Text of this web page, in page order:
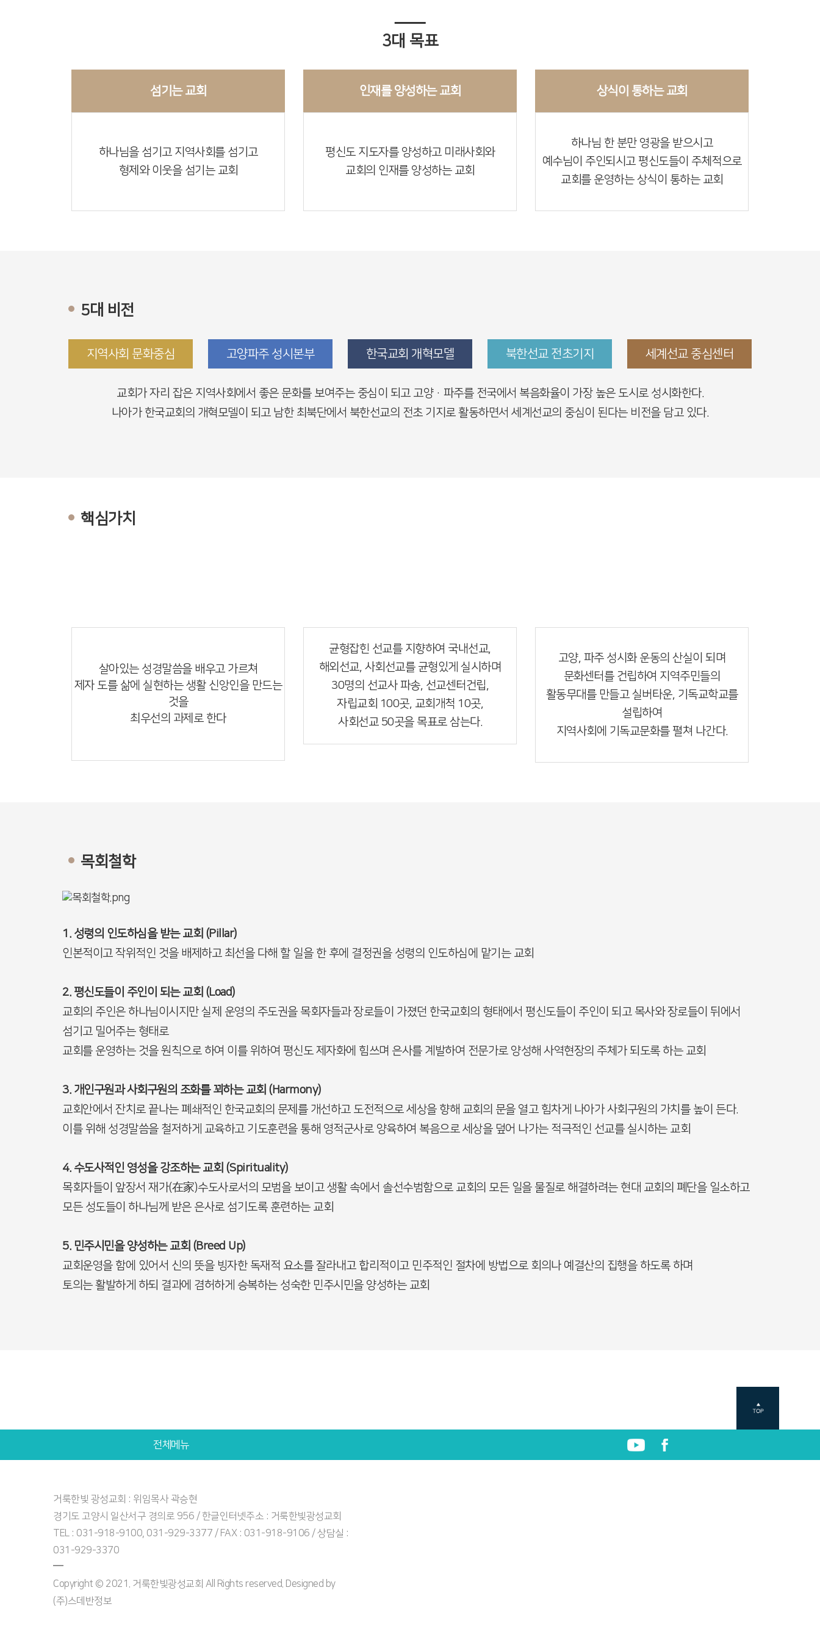
3대 목표
섬기는 교회
하나님을 섬기고 지역사회를 섬기고
형제와 이웃을 섬기는 교회
인재를 양성하는 교회
평신도 지도자를 양성하고 미래사회와
교회의 인재를 양성하는 교회
상식이 통하는 교회
하나님 한 분만 영광을 받으시고
예수님이 주인되시고 평신도들이 주체적으로
교회를 운영하는 상식이 통하는 교회
5대 비전
지역사회 문화중심 고양파주 성시본부 한국교회 개혁모델 북한선교 전초기지 세계선교 중심센터
교회가 자리 잡은 지역사회에서 좋은 문화를 보여주는 중심이 되고 고양·파주를 전국에서 복음화율이 가장 높은 도시로 성시화한다.
나아가 한국교회의 개혁모델이 되고 남한 최북단에서 북한선교의 전초 기지로 활동하면서 세계선교의 중심이 된다는 비전을 담고 있다.
핵심가치
살아있는 성경말씀을 배우고 가르쳐
제자 도를 삶에 실현하는 생활 신앙인을 만드는
것을
최우선의 과제로 한다
균형잡힌 선교를 지향하여 국내선교,
해외선교, 사회선교를 균형있게 실시하며
30명의 선교사 파송, 선교센터건립,
자립교회 100곳, 교회개척 10곳,
사회선교 50곳을 목표로 삼는다.
고양, 파주 성시화 운동의 산실이 되며
문화센터를 건립하여 지역주민들의
활동무대를 만들고 실버타운, 기독교학교를
설립하여
지역사회에 기독교문화를 펼쳐 나간다.
목회철학
1. 성령의 인도하심을 받는 교회 (Pillar)
인본적이고 작위적인 것을 배제하고 최선을 다해 할 일을 한 후에 결정권을 성령의 인도하심에 맡기는 교회
2. 평신도들이 주인이 되는 교회 (Load)
교회의 주인은 하나님이시지만 실제 운영의 주도권을 목회자들과 장로들이 가졌던 한국교회의 형태에서 평신도들이 주인이 되고 목사와 장로들이 뒤에서
섬기고 밀어주는 형태로
교회를 운영하는 것을 원칙으로 하여 이를 위하여 평신도 제자화에 힘쓰며 은사를 계발하여 전문가로 양성해 사역현장의 주체가 되도록 하는 교회
3. 개인구원과 사회구원의 조화를 꾀하는 교회 (Harmony)
교회안에서 잔치로 끝나는 폐쇄적인 한국교회의 문제를 개선하고 도전적으로 세상을 향해 교회의 문을 열고 힘차게 나아가 사회구원의 가치를 높이 든다.
이를 위해 성경말씀을 철저하게 교육하고 기도훈련을 통해 영적군사로 양육하여 복음으로 세상을 덮어 나가는 적극적인 선교를 실시하는 교회
4. 수도사적인 영성을 강조하는 교회 (Spirituality)
목회자들이 앞장서 재가(在家)수도사로서의 모범을 보이고 생활 속에서 솔선수범함으로 교회의 모든 일을 물질로 해결하려는 현대 교회의 폐단을 일소하고
모든 성도들이 하나님께 받은 은사로 섬기도록 훈련하는 교회
5. 민주시민을 양성하는 교회 (Breed Up)
교회운영을 함에 있어서 신의 뜻을 빙자한 독재적 요소를 잘라내고 합리적이고 민주적인 절차에 방법으로 회의나 예결산의 집행을 하도록 하며
토의는 활발하게 하되 결과에 겸허하게 승복하는 성숙한 민주시민을 양성하는 교회
전체메뉴
거룩한빛 광성교회 : 위임목사 곽승현
경기도 고양시 일산서구 경의로 956 / 한글인터넷주소 : 거룩한빛광성교회
TEL : 031-918-9100, 031-929-3377 / FAX : 031-918-9106 / 상담실 :
031-929-3370
Copyright © 2021. 거룩한빛광성교회 All Rights reserved. Designed by
(주)스데반정보